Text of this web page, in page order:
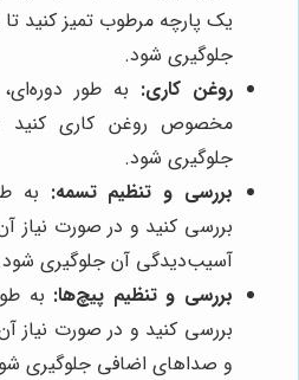
یک پارچه مرطوب تمیز کنید تا
جلوگیری شود.
روغن کاری: به طور
مخصوص روغن کاری کنید
جلوگیری شود.
بررسی و تنظیم تسمه: به
بررسی کنید و در صورت نیاز
آسیب‌دیدگی آن جلوگیری
بررسی و تنظیم پیچ‌ها: به
بررسی کنید و در صورت نیاز
و صداهای اضافی جلوگیری